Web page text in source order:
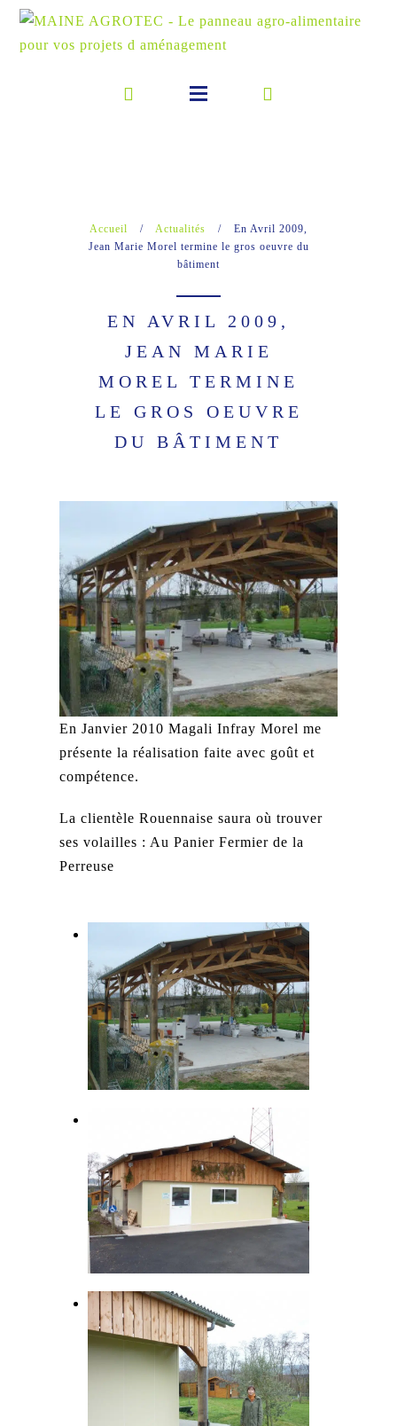
Accueil / Actualités /
En Avril 2009,
Jean Marie Morel termine le gros oeuvre du
bâtiment
EN AVRIL 2009,
JEAN MARIE
MOREL TERMINE
LE GROS OEUVRE
DU BÂTIMENT
En Janvier 2010 Magali Infray Morel me
présente la réalisation faite avec goût et
compétence.
La clientèle Rouennaise saura où trouver
ses volailles : Au Panier Fermier de la
Perreuse